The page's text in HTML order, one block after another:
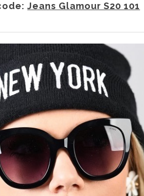
Jeans Glamour S20 101